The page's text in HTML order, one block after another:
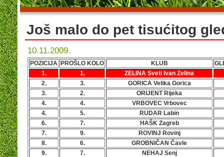
Još malo do pet tisućitog
10.11.2009.
POZICIJA PROŠLO KOLO KLUB
1.
1.
ZELINA Sveti Ivan Zelina
2.
3.
GORICA Velika Gorica
3.
2.
ORIJENT Rijeka
4.
4.
VRBOVEC Vrbovec
4.
5.
RUDAR Labin
6.
7.
HAŠK Zagreb
7.
9.
ROVINJ Rovinj
8.
6.
GROBNIČAN Čavle
9.
7.
NEHAJ Senj